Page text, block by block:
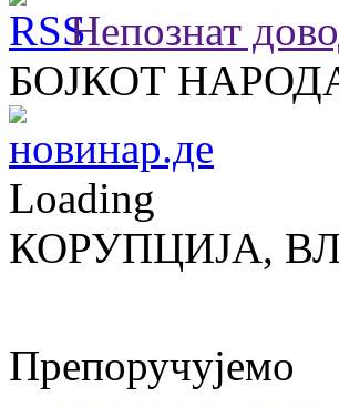
Непознат
БОЈКОТ НАРОДА
Loading
КОРУПЦИЈА,
Препоручујемо